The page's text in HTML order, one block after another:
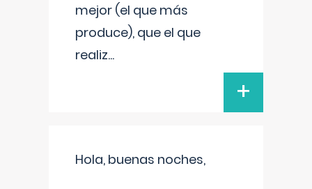
mejor (el que más
produce), que el que
realiz...
+
Hola, buenas noches,